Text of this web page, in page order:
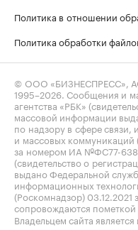
Политика в отношении
Политика обработки
© ООО «БИЗНЕСПРЕСС»,
1995–2026 . Сообщения и
агентства «РБК»
массовой информации
по надзору в сфере
и массовых коммуникаций
за номером ИА №ФС77-
(свидетельство о
выдано Федеральной
информационных
(Роскомнадзор)
сопровождаются пометкой
Владельцем сайта